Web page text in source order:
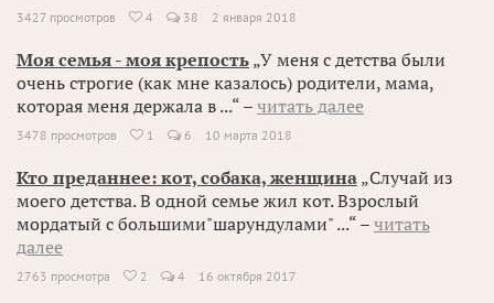
3427 просмотров  4 38 2 января 2018
Моя семья - моя крепость „У меня с детства были
очень строгие (как мне казалось) родители, мама,
которая меня держала в ...“ – читать далее
3478 просмотров  1 6 10 марта 2018
Кто преданнее: кот, собака, женщина „Случай из
моего детства. В одной семье жил кот. Взрослый
мордатый с большими"шарундулами" ...“ – читать
далее
2763 просмотра  2 4 16 октября 2017